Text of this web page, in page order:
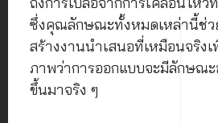
ซึ่งคุณลักษณะทั้งหมดเหล่านี้ช่ว
สร้างงานนำเสนอที่เหมือนจริง
ภาพว่าการออกแบบจะมีลักษณะ
ขึ้นมาจริง ๆ